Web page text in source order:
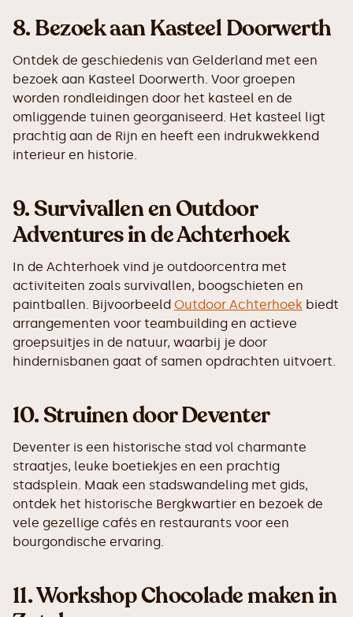
8.Bezoek aan Kasteel Doorwerth
Ontdek de geschiedenis van Gelderland met een
bezoek aan Kasteel Doorwerth. Voor groepen
worden rondleidingen door het kasteel en de
omliggende tuinen georganiseerd. Het kasteel ligt
prachtig aan de Rijn en heeft een indrukwekkend
interieur en historie.
9.Survivallen en Outdoor
Adventures in de Achterhoek
In de Achterhoek vind je outdoorcentra met
activiteiten zoals survivallen, boogschieten en
paintballen. Bijvoorbeeld Outdoor Achterhoek biedt
arrangementen voor teambuilding en actieve
groepsuitjes in de natuur, waarbij je door
hindernisbanen gaat of samen opdrachten uitvoert.
10.Struinen door Deventer
Deventer is een historische stad vol charmante
straatjes, leuke boetiekjes en een prachtig
stadsplein. Maak een stadswandeling met gids,
ontdek het historische Bergkwartier en bezoek de
vele gezellige cafés en restaurants voor een
bourgondische ervaring.
11.Workshop Chocolade maken in